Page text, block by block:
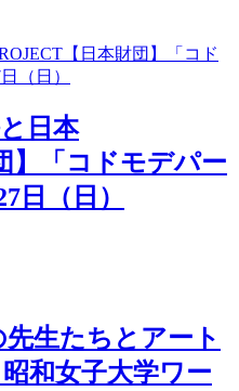
日本
】「コドモデパー
日（日）
生たちとアート
和女子大学ワー